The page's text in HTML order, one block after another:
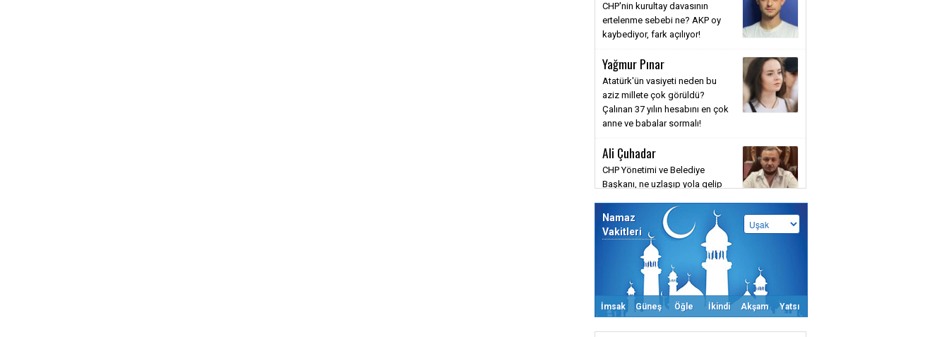
CHP'nin kurultay davasının
ertelenme sebebi ne? AKP oy
kaybediyor, fark açılıyor!
Yağmur Pınar
Atatürk'ün vasiyeti neden bu
aziz millete çok görüldü?
Çalınan 37 yılın hesabını en çok
anne ve babalar sormalı!
Ali Çuhadar
CHP Yönetimi ve Belediye
Başkanı, ne uzlaşıp yola gelip
savunma yazıp savaşmaya
değmezsiniz
Namaz
Vakitleri
İmsak Güneş Öğle İkindi Akşam Yatsı